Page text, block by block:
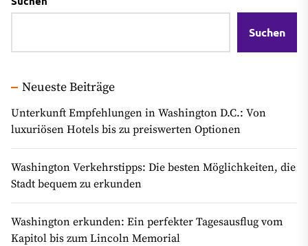
Suchen
Neueste Beiträge
Unterkunft Empfehlungen in Washington D.C.: Von
luxuriösen Hotels bis zu preiswerten Optionen
Washington Verkehrstipps: Die besten Möglichkeiten, die
Stadt bequem zu erkunden
Washington erkunden: Ein perfekter Tagesausflug vom
Kapitol bis zum Lincoln Memorial